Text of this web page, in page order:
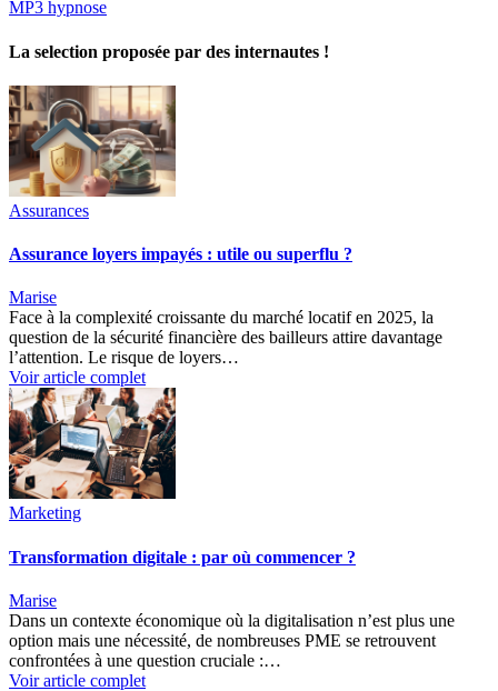
MP3 hypnose
La selection proposée par des internautes !
Assurances
Assurance loyers impayés : utile ou superflu ?
Marise
Face à la complexité croissante du marché locatif en 2025, la
question de la sécurité financière des bailleurs attire davantage
l’attention. Le risque de loyers…
Voir article complet
Marketing
Transformation digitale : par où commencer ?
Marise
Dans un contexte économique où la digitalisation n’est plus une
option mais une nécessité, de nombreuses PME se retrouvent
confrontées à une question cruciale :…
Voir article complet